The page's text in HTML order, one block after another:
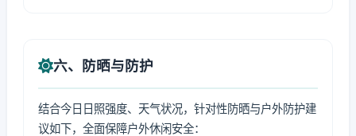
六、防晒与防护
结合今日日照强度、天气状况，针对性防晒与户外防护建
议如下，全面保障户外休闲安全：